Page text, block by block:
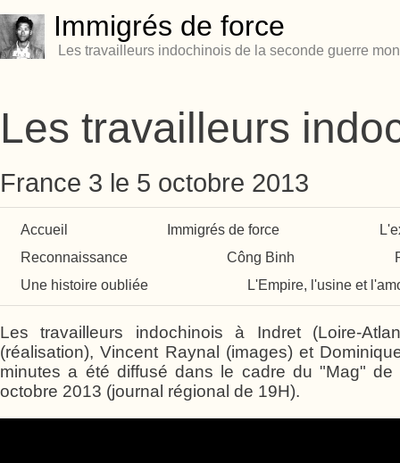
Immigrés de force
Les travailleurs indochinois de la seconde guerre
Les travailleurs
France 3 le 5 octobre 2013
Accueil Immigrés de force
Reconnaissance
Công Binh
Une histoire oubliée
L'Empire, l'usine et
Les travailleurs indochinois à Indret (Loire-
(réalisation), Vincent Raynal (images) et
minutes a été diffusé dans le cadre du "Mag"
octobre 2013 (journal régional de 19H).